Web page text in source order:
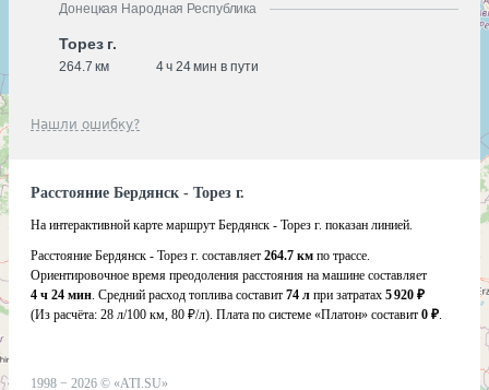
Донецкая Народная Республика
Торез г.
264.7 км 4 ч 24 мин в пути
Нашли ошибку?
Расстояние Бердянск - Торез г.
На интерактивной карте маршрут Бердянск - Торез г. показан линией.
Расстояние Бердянск - Торез г. составляет 264.7 км по трассе.
Ориентировочное время преодоления расстояния на машине составляет
4 ч 24 мин. Средний расход топлива составит 74 л при затратах 5 920 ₽
(Из расчёта: 28 л/100 км, 80 ₽/л). Плата по системе «Платон» составит 0 ₽.
1998 − 2026 © «ATI.SU»